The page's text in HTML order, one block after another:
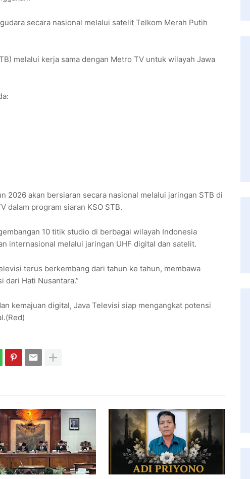
secara nasional melalui satelit Telkom Merah Putih
melalui kerja sama dengan Metro TV untuk wilayah Jawa
2026 akan bersiaran secara nasional melalui jaringan STB di
dalam program siaran KSO STB.
10 titik studio di berbagai wilayah Indonesia
internasional melalui jaringan UHF digital dan satelit.
terus berkembang dari tahun ke tahun, membawa
dari Hati Nusantara.”
kemajuan digital, Java Televisi siap mengangkat potensi